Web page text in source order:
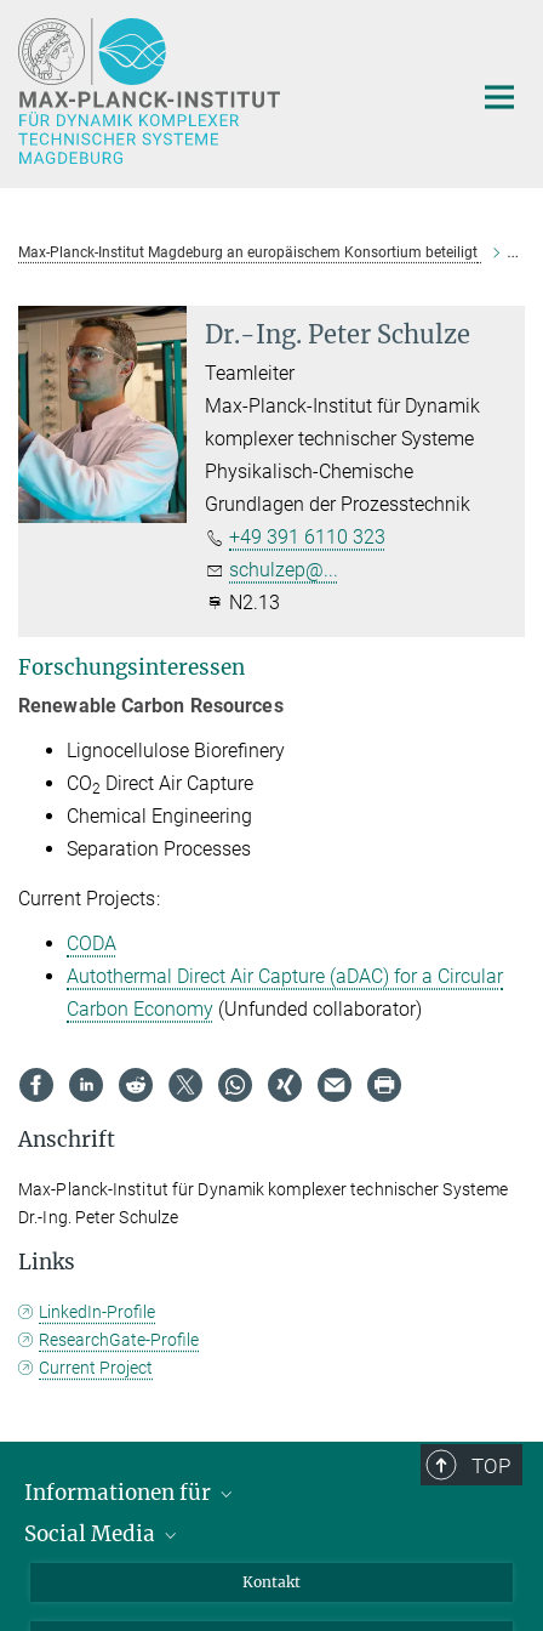
Hauptinhalt
Max-Planck-Institut Magdeburg an europäischem Konsortium beteiligt Dr.-
Dr.-Ing. Peter Schulze
Teamleiter
Max-Planck-Institut für Dynamik
komplexer technischer Systeme
Physikalisch-Chemische
Grundlagen der Prozesstechnik
+49 391 6110 323
schulzep@...
N2.13
Forschungsinteressen
Renewable Carbon Resources
Lignocellulose Biorefinery
CO2 Direct Air Capture
Chemical Engineering
Separation Processes
Current Projects:
CODA
Autothermal Direct Air Capture (aDAC) for a Circular
Carbon Economy (Unfunded collaborator)
Anschrift
Max-Planck-Institut für Dynamik komplexer technischer Systeme
Dr.-Ing. Peter Schulze
Links
LinkedIn-Profile
ResearchGate-Profile
Current Project
TOP
Informationen für
Wissenschaftlerinnen und Wissenschaftler
Bewerberinnen und Bewerber
Social Media
YouTube
Kontakt